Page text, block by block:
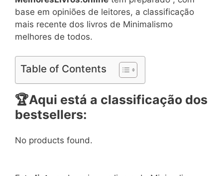
base em opiniões de leitores, a classificação
mais recente dos livros de Minimalismo
melhores de todos.
Table of Contents
🏆Aqui está a classificação dos
bestsellers:
No products found.